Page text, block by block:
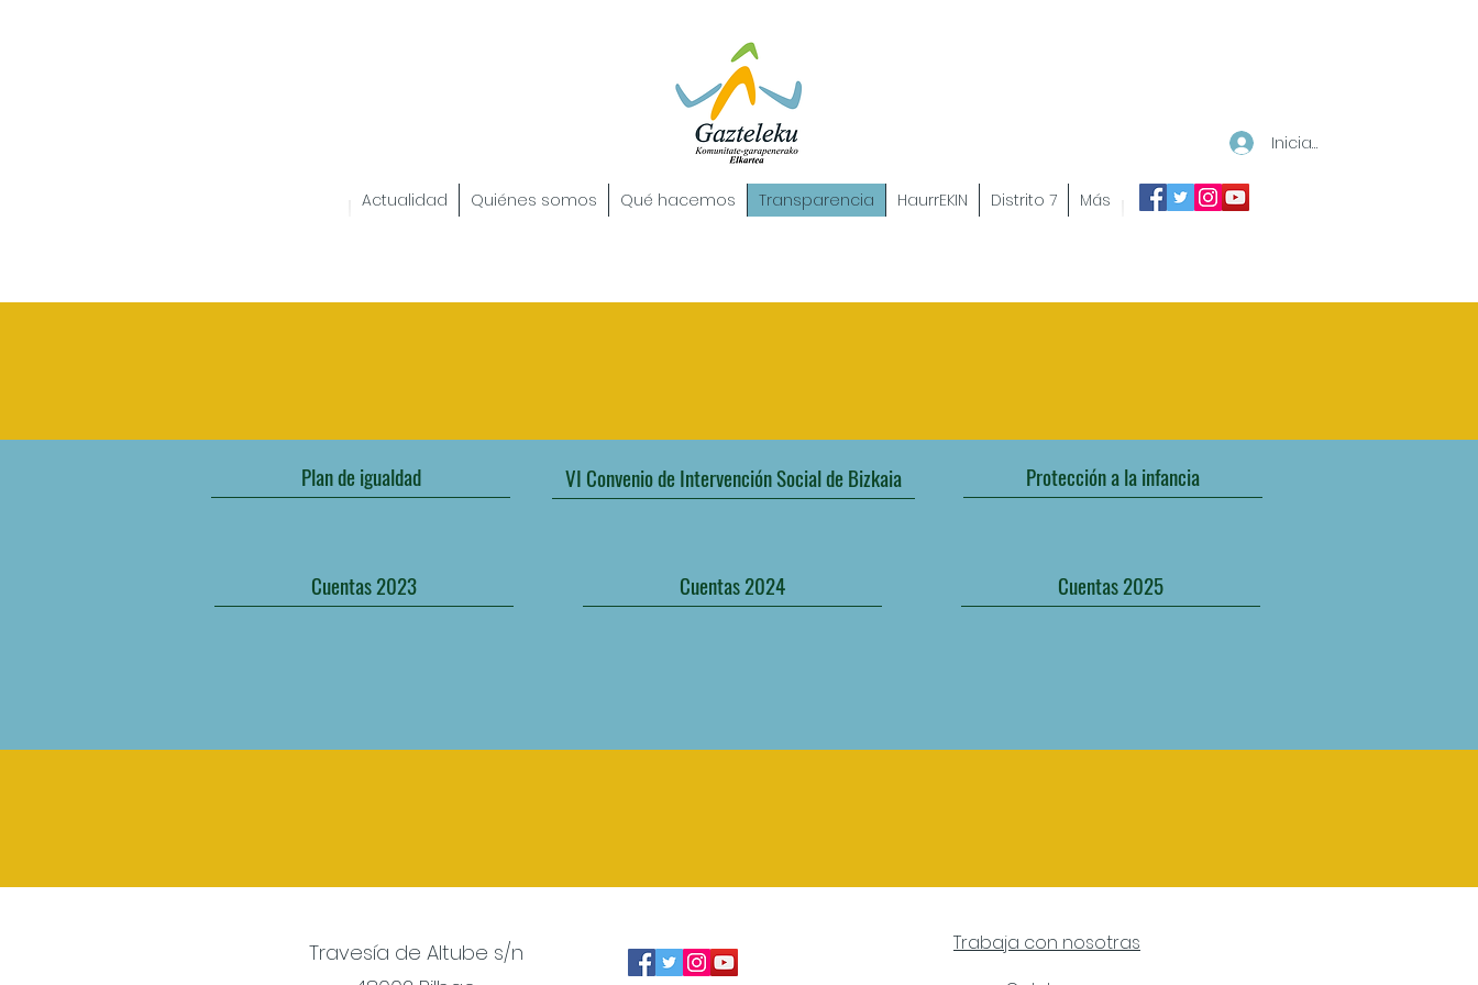
Iniciar sesión
Actualidad Quiénes somos Qué hacemos Transparencia HaurrEKIN Distrito 7 Más
Plan de igualdad VI Convenio de Intervención Social de Bizkaia Protección a la infancia
Cuentas 2023 Cuentas 2024 Cuentas 2025
Travesía de Altube s/n
Trabaja con nosotras